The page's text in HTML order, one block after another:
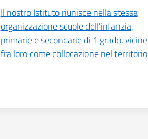
Il nostro Istituto riunisce nella stessa
organizzazione scuole dell'infanzia,
primarie e secondarie di 1 grado, vicine
fra loro come collocazione nel territorio